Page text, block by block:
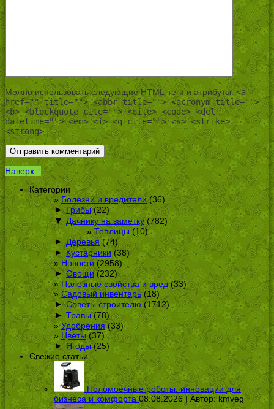
Можно использовать следующиеHTML-теги и атрибуты:<a
href="" title=""> <abbr title=""> <acronym title="">
<b> <blockquote cite=""> <cite> <code> <del
datetime=""> <em> <i> <q cite=""> <s> <strike>
<strong>
Наверх ↑
Категории
Болезни и вредители(36)
► Грибы(22)
▼ Дачнику на заметку(782)
Теплицы (10)
► Деревья (74)
► Кустарники(38)
Новости (2958)
► Овощи(232)
Полезные свойства и вред(33)
Садовый инвентарь(18)
► Советы строителю(1712)
► Травы(78)
Удобрения (33)
Цветы(37)
► Ягоды(25)
Свежие статьи
Поломоечные роботы: инновации для
бизнеса и комфорта 08.08.2026 | Автор:kmveg